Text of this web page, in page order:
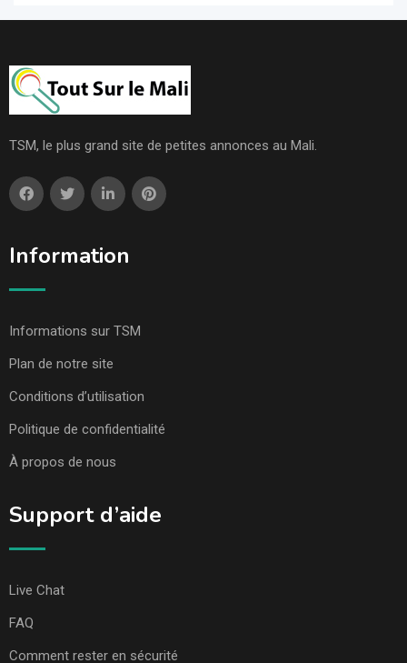
TSM, le plus grand site de petites annonces au Mali.
Information
Informations sur TSM
Plan de notre site
Conditions d’utilisation
Politique de confidentialité
À propos de nous
Support d’aide
Live Chat
FAQ
Comment rester en sécurité